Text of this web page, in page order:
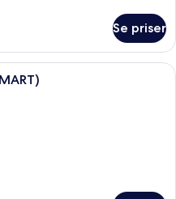
Se priser
Et hotelværelse med to senge, et